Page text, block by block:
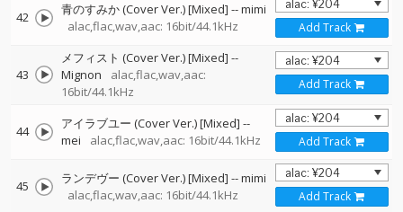
42 青のすみか (Cover Ver.) [Mixed] --mimi
alac,flac,wav,aac: 16bit/44.1kHz
Add Track
43
メフィスト (Cover Ver.) [Mixed] --
Mignon
alac,flac,wav,aac:
16bit/44.1kHz
Add Track
44 アイラブユー (Cover Ver.) [Mixed] --
mei
alac,flac,wav,aac: 16bit/44.1kHz Add Track
45 ランデヴー (Cover Ver.) [Mixed] --mimi
alac,flac,wav,aac: 16bit/44.1kHz
Add Track